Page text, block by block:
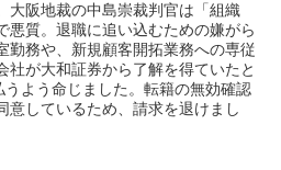
大阪地裁の中島崇裁判官は「組織
悪質。退職に追い込むための嫌がら
勤務や、新規顧客開拓業務への専従
社が大和証券から了解を得ていたと
よう命じました。転籍の無効確認
意しているため、請求を退けまし